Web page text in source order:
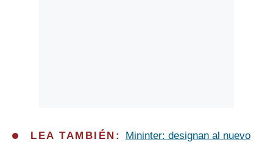
LEA TAMBIÉN:
Mininter: designan al nuevo